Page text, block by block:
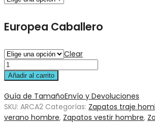
Europea Caballero
Clear
Añadir al carrito
Guía de TamañoEnvío y Devoluciones
SKU: ARCA2 Categorías: Zapatos traje
verano hombre, Zapatos vestir hombre,